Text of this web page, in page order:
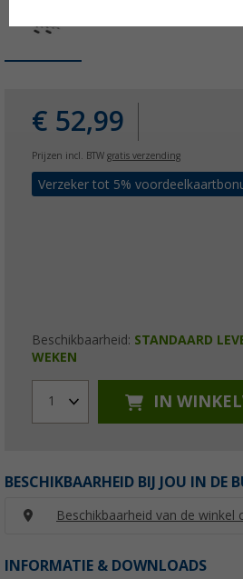
€ 52,99
Prijzen incl. BTW gratis verzending
Verzeker tot 5%
Beschikbaarheid: STANDAARD
WEKEN
1 IN
BESCHIKBAARHEID BIJ JOU IN DE
Beschikbaarheid van de winkel
INFORMATIE & DOWNLOADS